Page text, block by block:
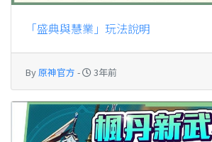
「盛典與慧業」玩法說明
By原神官方 - 3年前